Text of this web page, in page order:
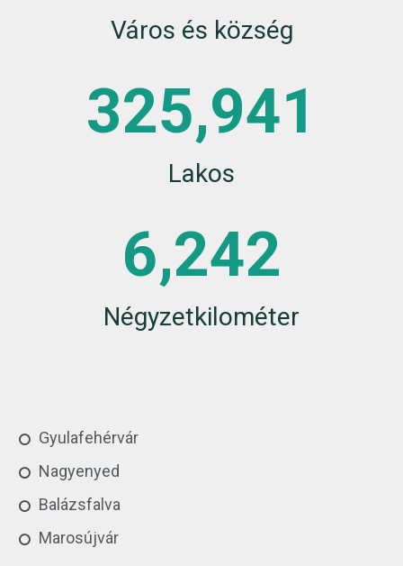
Város és község
325,941
Lakos
6,242
Négyzetkilométer
Gyulafehérvár
Nagyenyed
Balázsfalva
Marosújvár